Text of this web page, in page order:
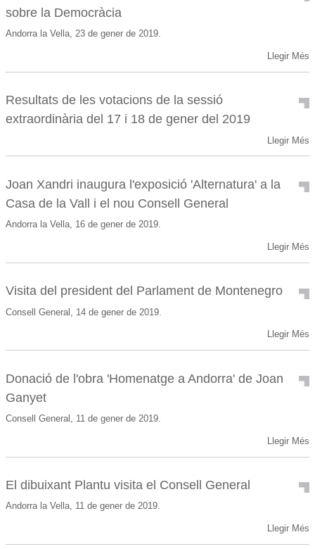
sobre la Democràcia
Andorra la Vella, 23 de gener de 2019.
Llegir Més
Resultats de les votacions de la sessió
extraordinària del 17 i 18 de gener del 2019
Llegir Més
Joan Xandri inaugura l'exposició 'Alternatura' a la
Casa de la Vall i el nou Consell General
Andorra la Vella, 16 de gener de 2019.
Llegir Més
Visita del president del Parlament de Montenegro
Consell General, 14 de gener de 2019.
Llegir Més
Donació de l'obra 'Homenatge a Andorra' de Joan
Ganyet
Consell General, 11 de gener de 2019.
Llegir Més
El dibuixant Plantu visita el Consell General
Andorra la Vella, 11 de gener de 2019.
Llegir Més